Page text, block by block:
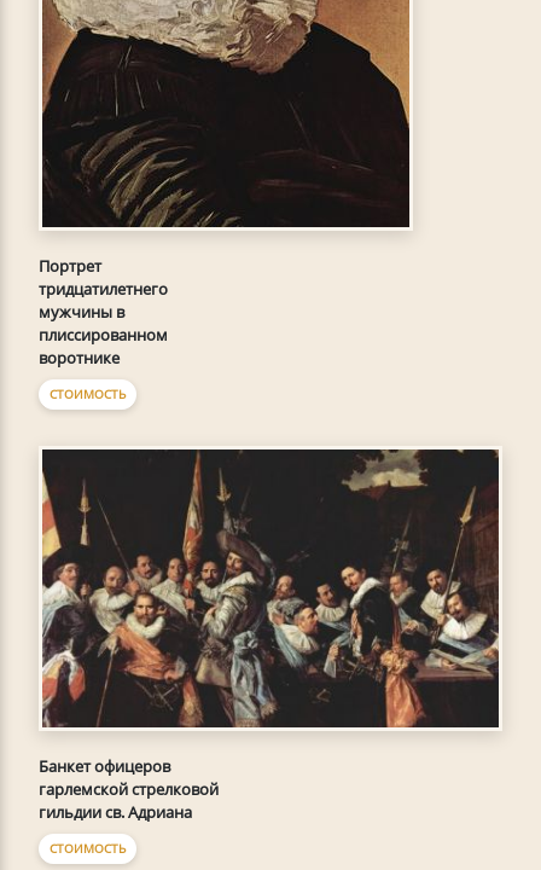
Портрет
тридцатилетнего
мужчины в
плиссированном
воротнике
СТОИМОСТЬ
Банкет офицеров
гарлемской стрелковой
гильдии св. Адриана
СТОИМОСТЬ